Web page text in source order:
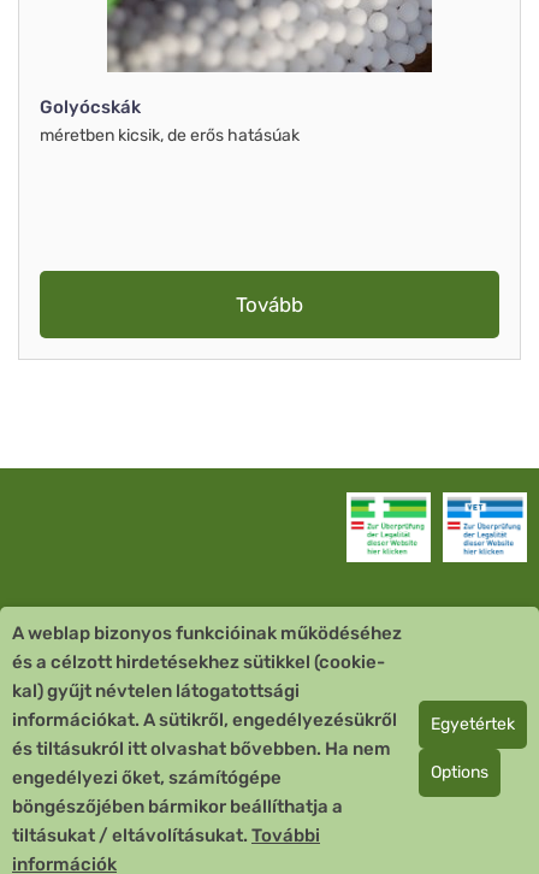
Golyócskák
méretben kicsik, de erős hatásúak
Tovább
Vevőszolgálat
Quick Links
Fizetési mód
Copyright © 2026 Team Santé Salvator Apotheke
Remedia Homöopathie GmbH GMP zertifizierter Arzneihersteller
A weblap bizonyos funkcióinak működéséhez
és a célzott hirdetésekhez sütikkel (cookie-
kal) gyűjt névtelen látogatottsági
információkat. A sütikről, engedélyezésükről
és tiltásukról itt olvashat bővebben. Ha nem
engedélyezi őket, számítógépe
böngészőjében bármikor beállíthatja a
tiltásukat / eltávolításukat. További
információk
Egyetértek
Options